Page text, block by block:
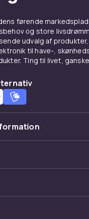
enestående oplevelse.
Go —
tablet til
er det mere
studerende og dem
Windows-tablet
produktivitet.
10,5-tommer skærm
portabel end Surface
For studerende der
tjenester og
førende
og store
udvalg af
til have-,
Ting til livet,
spørgsmål
her